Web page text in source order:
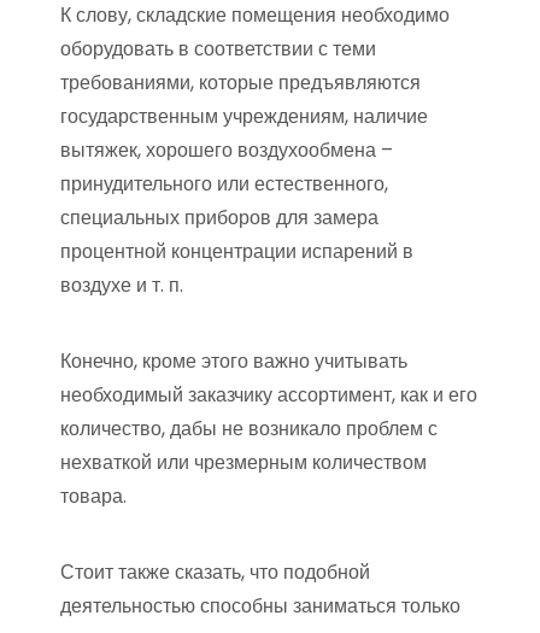
К слову, складские помещения необходимо
оборудовать в соответствии с теми
требованиями, которые предъявляются
государственным учреждениям, наличие
вытяжек, хорошего воздухообмена –
принудительного или естественного,
специальных приборов для замера
процентной концентрации испарений в
воздухе и т. п.
Конечно, кроме этого важно учитывать
необходимый заказчику ассортимент, как и его
количество, дабы не возникало проблем с
нехваткой или чрезмерным количеством
товара.
Стоит также сказать, что подобной
деятельностью способны заниматься только